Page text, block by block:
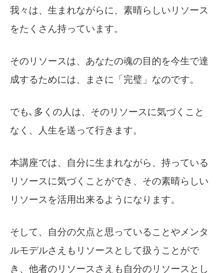
我々は、生まれながらに、素晴らしいリソース
をたくさん持っています。
そのリソースは、あなたの魂の目的を今生で達
成するためには、まさに「完璧」なのです。
でも､多くの人は、そのリソースに気づくこと
なく、人生を送って行きます。
本講座では、自分に生まれながら、持っている
リソースに気づくことができ、その素晴らしい
リソースを活用出来るようになります。
そして、自分の欠点と思っていることやメンタ
ルモデルさえもリソースとして扱うことがで
き、他者のリソースさえも自分のリソースとし